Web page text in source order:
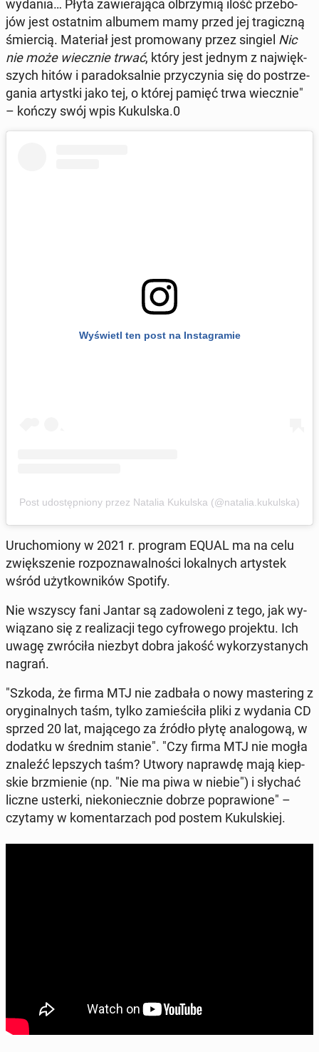
wydania… Płyta za­wie­ra­ją­ca ol­brzy­mią ilość prze­bo­
jów jest ostat­nim albumem mamy przed jej tra­gicz­ną
śmier­cią. Ma­te­riał jest pro­mo­wa­ny przez singiel Nic
nie może wiecz­nie trwać, który jest jednym z naj­więk­
szych hitów i pa­ra­dok­sal­nie przy­czy­nia się do po­strze­
ga­nia ar­tyst­ki jako tej, o której pamięć trwa wiecz­nie"
– kończy swój wpis Ku­kul­ska.0
Wy­świetl ten post na In­sta­gra­mie
Post udo­stęp­nio­ny przez Natalia Ku­kul­ska (@natalia.ku­kul­ska)
Uru­cho­mio­ny w 2021 r. program EQUAL ma na celu
zwięk­sze­nie roz­po­zna­wal­no­ści lo­kal­nych ar­ty­stek
wśród użyt­kow­ni­ków Spotify.
Nie wszyscy fani Jantar są za­do­wo­le­ni z tego, jak wy­
wią­za­no się z re­ali­za­cji tego cy­fro­we­go pro­jek­tu. Ich
uwagę zwró­ci­ła niezbyt dobra jakość wy­ko­rzy­sta­nych
nagrań.
"Szkoda, że firma MTJ nie zadbała o nowy ma­ste­ring z
ory­gi­nal­nych taśm, tylko za­mie­ści­ła pliki z wydania CD
sprzed 20 lat, ma­ją­ce­go za źródło płytę ana­lo­go­wą, w
dodatku w średnim stanie". "Czy firma MTJ nie mogła
znaleźć lep­szych taśm? Utwory na­praw­dę mają kiep­
skie brzmie­nie (np. "Nie ma piwa w niebie") i słychać
liczne usterki, nie­ko­niecz­nie dobrze po­pra­wio­ne" –
czytamy w ko­men­ta­rzach pod postem Ku­kul­skiej.